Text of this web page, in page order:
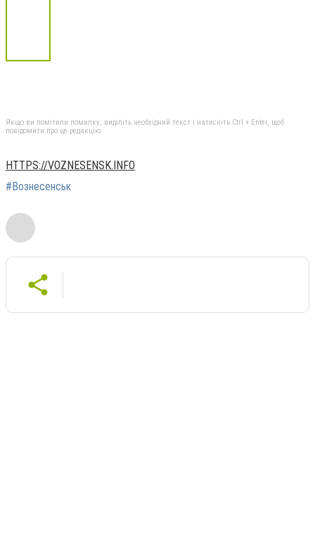
Якщо ви помітили помилку, виділіть необхідний текст і натисніть Ctrl + Enter, щоб
повідомити про це редакцію
HTTPS://VOZNESENSK.INFO
#Вознесенськ